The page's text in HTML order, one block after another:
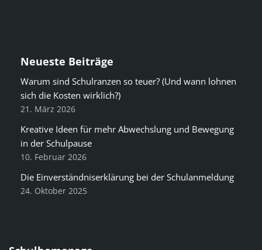
Neueste Beiträge
Warum sind Schulranzen so teuer? (Und wann lohnen
sich die Kosten wirklich?)
21. März 2026
Kreative Ideen für mehr Abwechslung und Bewegung
in der Schulpause
10. Februar 2026
Die Einverständniserklärung bei der Schulanmeldung
24. Oktober 2025